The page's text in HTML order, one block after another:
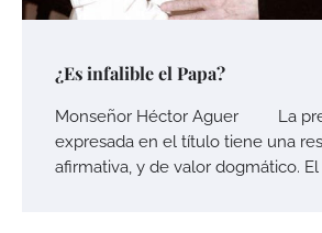
¿Es infalible el Papa?
Monseñor Héctor Aguer La
expresada en el título tiene una
afirmativa, y de valor dogmático. El